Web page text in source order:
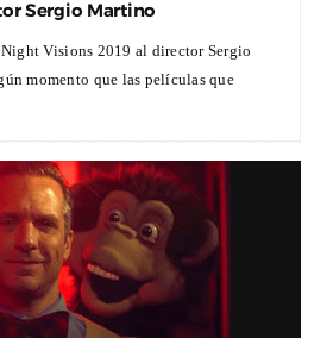
Sergio Martino
Visions 2019 al director Sergio
momento que las películas que